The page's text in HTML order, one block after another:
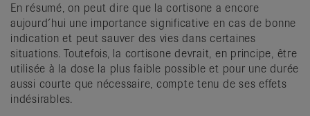
En résumé, on peut dire que la cortisone a encore
aujourd´hui une importance significative en cas de bonne
indication et peut sauver des vies dans certaines
situations. Toutefois, la cortisone devrait, en principe, être
utilisée à la dose la plus faible possible et pour une durée
aussi courte que nécessaire, compte tenu de ses effets
indésirables.